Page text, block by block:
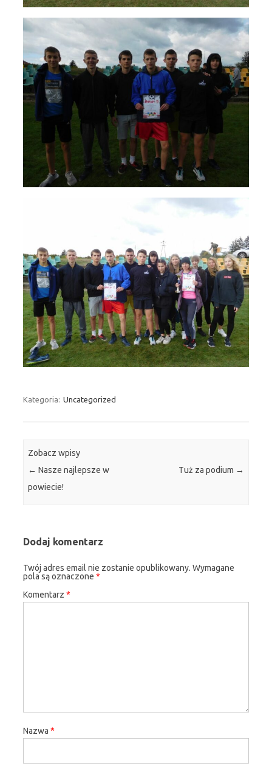
Kategoria: Uncategorized
Zobacz wpisy
← Nasze najlepsze w
powiecie!
Tuż za podium →
Dodaj komentarz
Twój adres email nie zostanie opublikowany. Wymagane
pola są oznaczone *
Komentarz *
Nazwa *